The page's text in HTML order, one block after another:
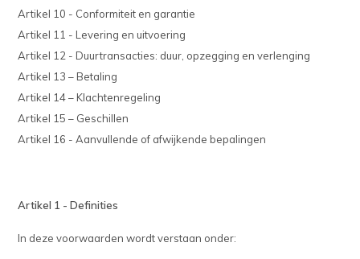
Artikel 10 - Conformiteit en garantie
Artikel 11 - Levering en uitvoering
Artikel 12 - Duurtransacties: duur, opzegging en verlenging
Artikel 13 – Betaling
Artikel 14 – Klachtenregeling
Artikel 15 – Geschillen
Artikel 16 - Aanvullende of afwijkende bepalingen
Artikel 1 - Definities
In deze voorwaarden wordt verstaan onder: